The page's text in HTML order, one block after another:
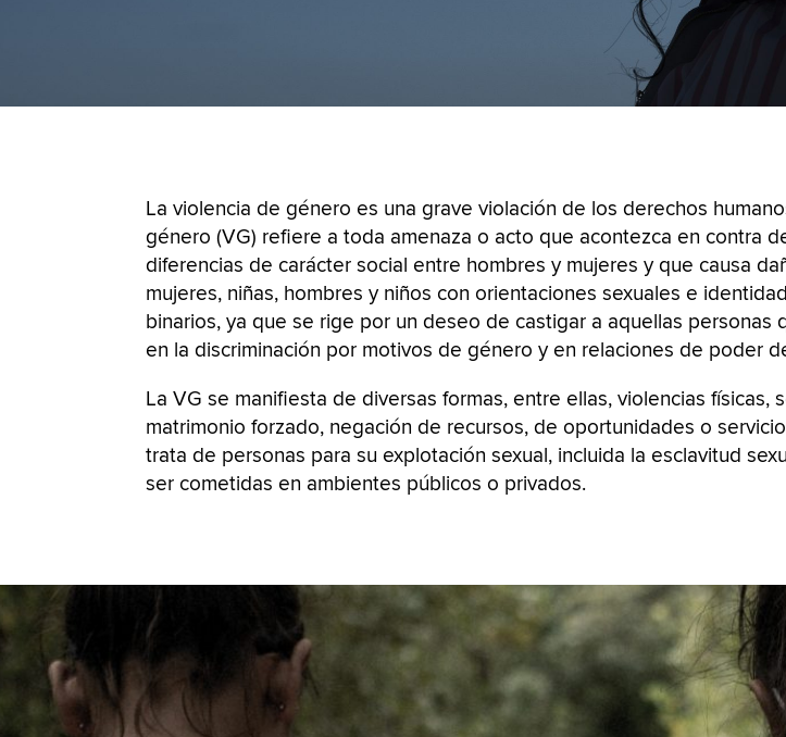
La violencia de género es una grave violación de los derechos
género (VG) refiere a toda amenaza o acto que acontezca en contra
diferencias de carácter social entre hombres y mujeres y que causa
mujeres, niñas, hombres y niños con orientaciones sexuales e
binarios, ya que se rige por un deseo de castigar a aquellas
en la discriminación por motivos de género y en relaciones de poder
La VG se manifiesta de diversas formas, entre ellas, violencias
matrimonio forzado, negación de recursos, de oportunidades o
trata de personas para su explotación sexual, incluida la esclavitud
ser cometidas en ambientes públicos o privados.